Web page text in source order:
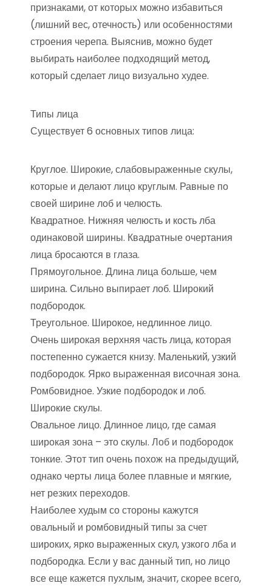
признаками, от которых можно избавиться
(лишний вес, отечность) или особенностями
строения черепа. Выяснив, можно будет
выбирать наиболее подходящий метод,
который сделает лицо визуально худее.
Типы лица
Существует 6 основных типов лица:
Круглое. Широкие, слабовыраженные скулы,
которые и делают лицо круглым. Равные по
своей ширине лоб и челюсть.
Квадратное. Нижняя челюсть и кость лба
одинаковой ширины. Квадратные очертания
лица бросаются в глаза.
Прямоугольное. Длина лица больше, чем
ширина. Сильно выпирает лоб. Широкий
подбородок.
Треугольное. Широкое, недлинное лицо.
Очень широкая верхняя часть лица, которая
постепенно сужается книзу. Маленький, узкий
подбородок. Ярко выраженная височная зона.
Ромбовидное. Узкие подбородок и лоб.
Широкие скулы.
Овальное лицо. Длинное лицо, где самая
широкая зона – это скулы. Лоб и подбородок
тонкие. Этот тип очень похож на предыдущий,
однако черты лица более плавные и мягкие,
нет резких переходов.
Наиболее худым со стороны кажутся
овальный и ромбовидный типы за счет
широких, ярко выраженных скул, узкого лба и
подбородка. Если у вас данный тип, но лицо
все еще кажется пухлым, значит, скорее всего,